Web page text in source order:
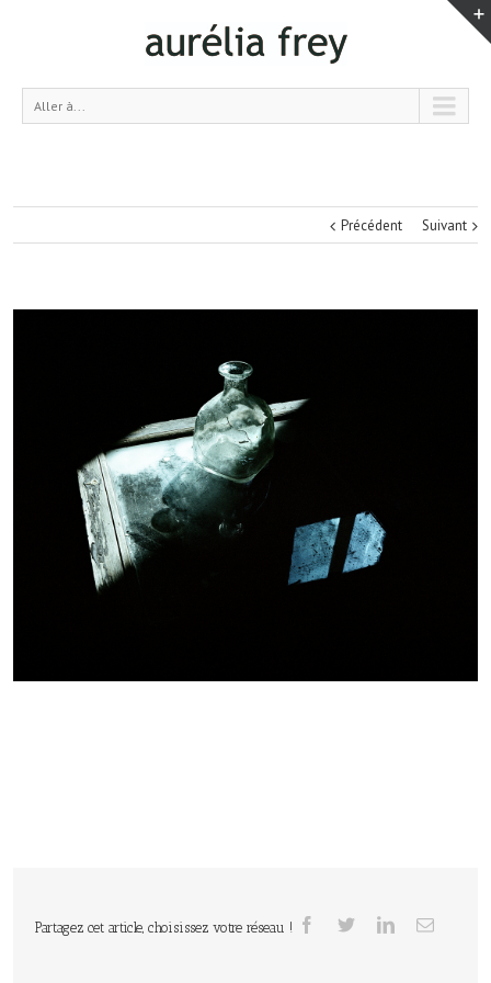
Aller à...
Précédent Suivant
Partagez cet article, choisissez votre réseau !